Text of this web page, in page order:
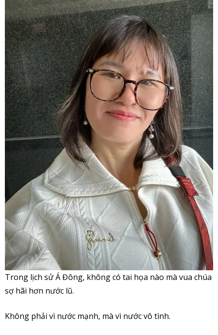
Trong lịch sử Á Đông, không có tai họa nào mà vua chúa
sợ hãi hơn nước lũ.
Không phải vì nước mạnh, mà vì nước vô tình.